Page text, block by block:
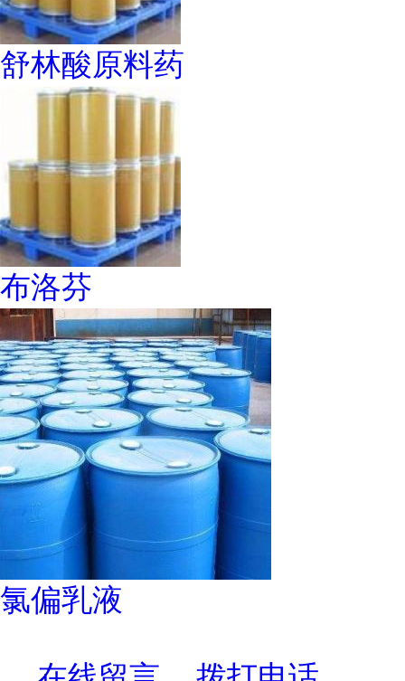
舒林酸原料药
布洛芬
氯偏乳液